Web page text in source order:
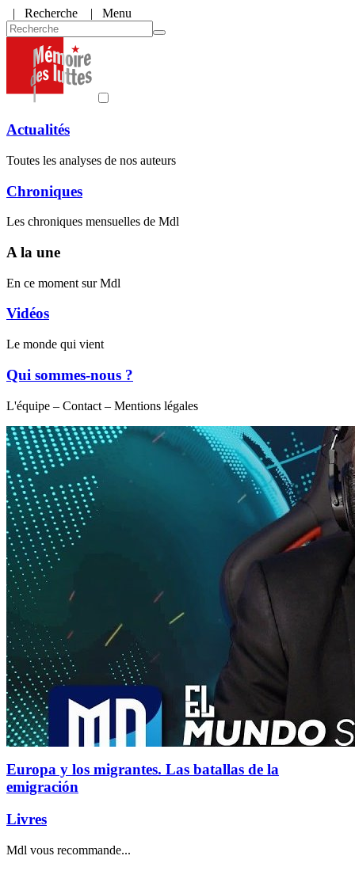
| Recherche | Menu
Actualités
Toutes les analyses de nos auteurs
Chroniques
Les chroniques mensuelles de Mdl
A la une
En ce moment sur Mdl
Vidéos
Le monde qui vient
Qui sommes-nous ?
L'équipe – Contact – Mentions légales
Europa y los migrantes. Las batallas de la
emigración
Livres
Mdl vous recommande...